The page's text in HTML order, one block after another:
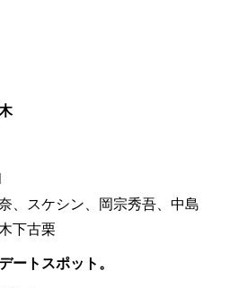
、スケシン、岡宗秀吾、中島
下古栗
ートスポット。